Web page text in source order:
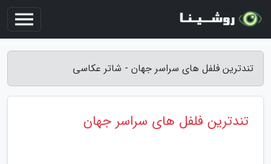
تندترین فلفل های سراسر جهان - شاتر عکاسی
تندترین فلفل های سراسر جهان